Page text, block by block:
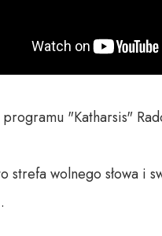
"Katharsis"
strefa wolnego słowa i